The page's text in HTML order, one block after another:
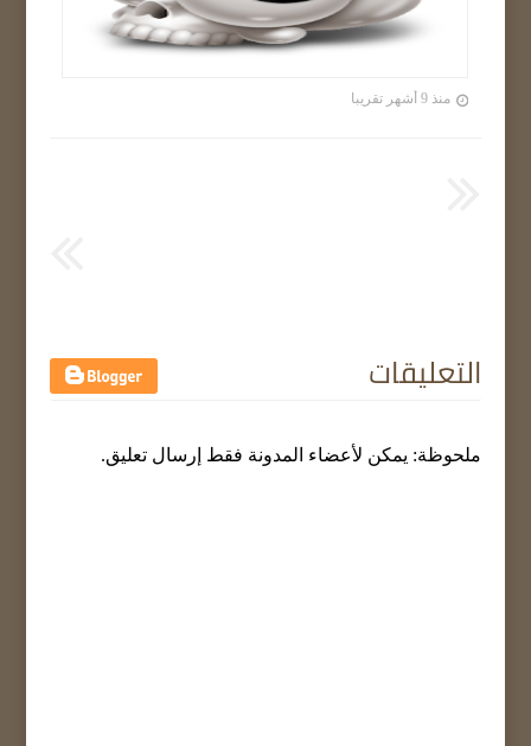
منذ 9 أشهر تقريبا
التعليقات
ملحوظة: يمكن لأعضاء المدونة فقط إرسال تعليق.